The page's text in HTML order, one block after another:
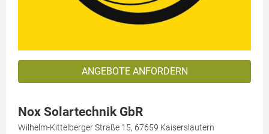
ANGEBOTE ANFORDERN
Nox Solartechnik GbR
Wilhelm-Kittelberger Straße 15, 67659 Kaiserslautern